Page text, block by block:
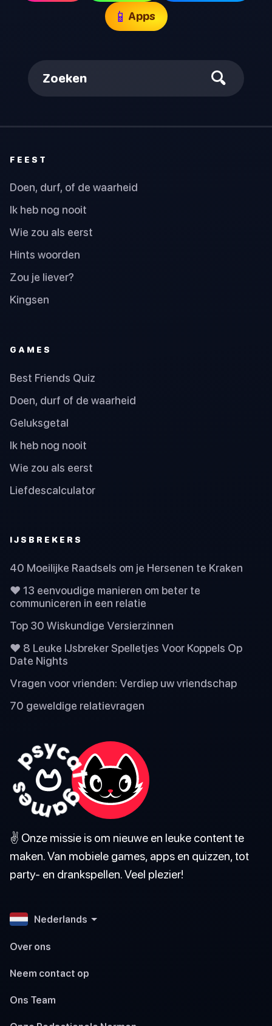
📱 Apps
Zoeken
FEEST
Doen, durf, of de waarheid
Ik heb nog nooit
Wie zou als eerst
Hints woorden
Zou je liever?
Kingsen
GAMES
Best Friends Quiz
Doen, durf of de waarheid
Geluksgetal
Ik heb nog nooit
Wie zou als eerst
Liefdescalculator
IJSBREKERS
40 Moeilijke Raadsels om je Hersenen te Kraken
❤️ 13 eenvoudige manieren om beter te
communiceren in een relatie
Top 30 Wiskundige Versierzinnen
❤️ 8 Leuke IJsbreker Spelletjes Voor Koppels Op
Date Nights
Vragen voor vrienden: Verdiep uw vriendschap
70 geweldige relatievragen
✌️ Onze missie is om nieuwe en leuke content te
maken. Van mobiele games, apps en quizzen, tot
party- en drankspellen. Veel plezier!
Nederlands
Over ons
Neem contact op
Ons Team